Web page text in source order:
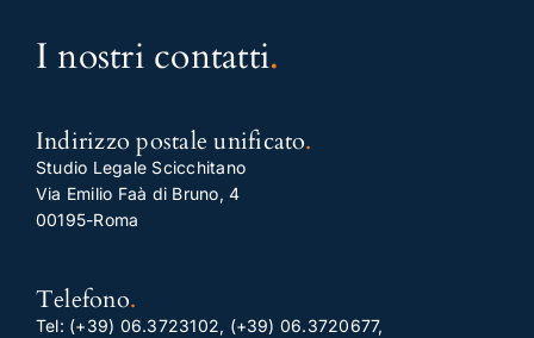
I nostri contatti.
Indirizzo postale unificato.
Studio Legale Scicchitano
Via Emilio Faà di Bruno, 4
00195-Roma
Telefono.
Tel: (+39) 06.3723102, (+39) 06.3720677,